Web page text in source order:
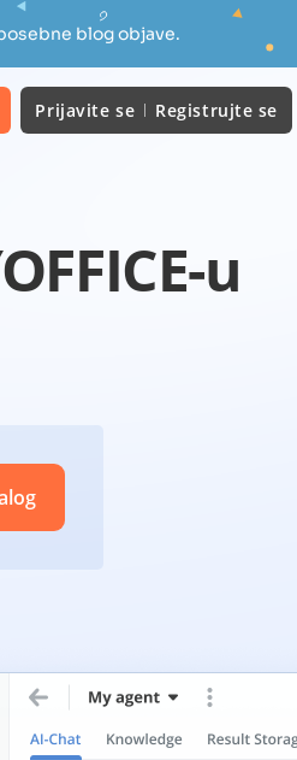
blog objave.
Prijavite se Registrujte se
u